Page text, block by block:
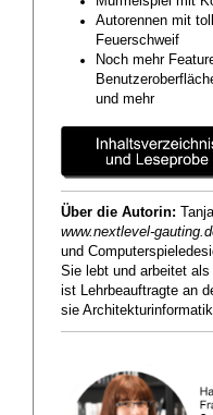
Autorennen mit
Feuerschweif
Noch mehr
und mehr
Über die Autorin:
www.nextlevel-
und
Sie lebt und arbeitet
ist Lehrbeauftragte an
sie